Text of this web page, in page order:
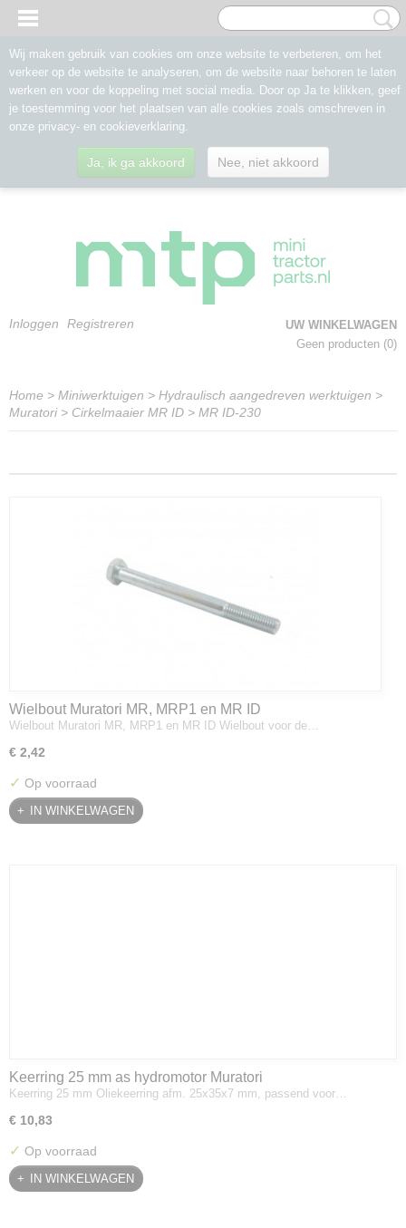
Inloggen Registreren
UW WINKELWAGEN
Geen producten (0)
Home > Miniwerktuigen > Hydraulisch aangedreven werktuigen >
Muratori> Cirkelmaaier MR ID > MR ID-230
Wielbout Muratori MR, MRP1 en MR ID
Wielbout Muratori MR, MRP1 en MR ID Wielbout voor de…
€ 2,42
✓ Op voorraad
IN WINKELWAGEN
Keerring 25 mm as hydromotor Muratori
Keerring 25 mm Oliekeerring afm. 25x35x7 mm, passend voor…
€ 10,83
✓ Op voorraad
IN WINKELWAGEN
Wij maken gebruik van cookies om onze website te verbeteren, om het
verkeer op de website te analyseren, om de website naar behoren te laten
werken en voor de koppeling met social media. Door op Ja te klikken, geef
je toestemming voor het plaatsen van alle cookies zoals omschreven in
onze privacy- en cookieverklaring.
Ja, ik ga akkoord Nee, niet akkoord